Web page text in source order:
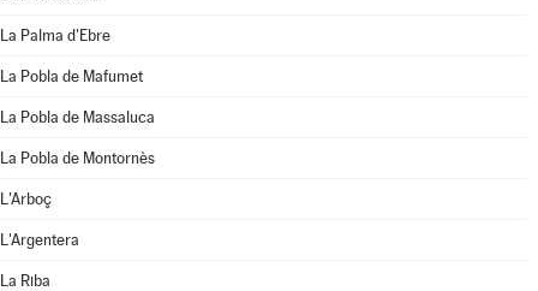
La Palma d'Ebre
La Pobla de Mafumet
La Pobla de Massaluca
La Pobla de Montornès
L'Arboç
L'Argentera
La Riba